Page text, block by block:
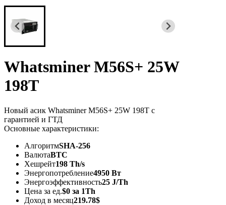
Whatsminer M56S+ 25W
198T
Новый асик Whatsminer M56S+ 25W 198T с
гарантией и ГТД
Основные характеристики:
АлгоритмSHA-256
ВалютаBTC
Хешрейт198 Th/s
Энергопотребление4950 Вт
Энергоэффективность25 J/Th
Цена за ед.$0 за 1Th
Доход в месяц219.78$